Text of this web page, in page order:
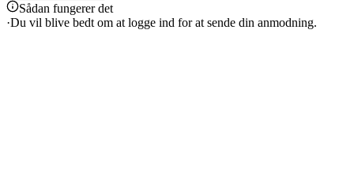
Sådan fungerer det
·Du vil blive bedt om at logge ind for at sende din anmodning.